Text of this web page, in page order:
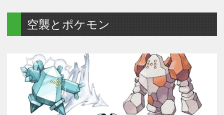
空襲とポケモン